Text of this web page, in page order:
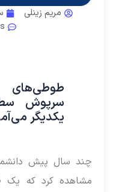
مریم زینلی
طوطی‌های
سرپوش
یکدیگر
چند سال پیش
مشاهده کرد که یک